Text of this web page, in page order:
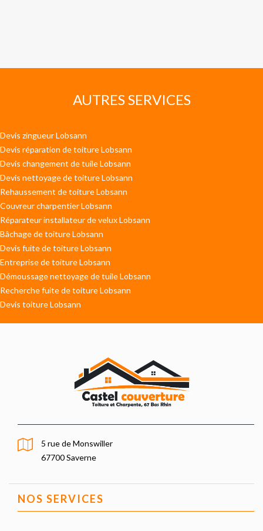
AUTRES SERVICES
Devis zingueur Lobsann
Devis réparation de toiture Lobsann
Devis changement de tuile Lobsann
Devis nettoyage de toiture Lobsann
Rehaussement de toiture Lobsann
Couvreur charpentier Lobsann
Réparateur installateur de velux Lobsann
Bâchage de toiture Lobsann
Devis fuite de toiture Lobsann
Entreprise de toiture Lobsann
Démoussage nettoyage de tuile Lobsann
Recherche fuite de toiture Lobsann
Devis toiture Lobsann
5 rue de Monswiller
67700 Saverne
NOS SERVICES